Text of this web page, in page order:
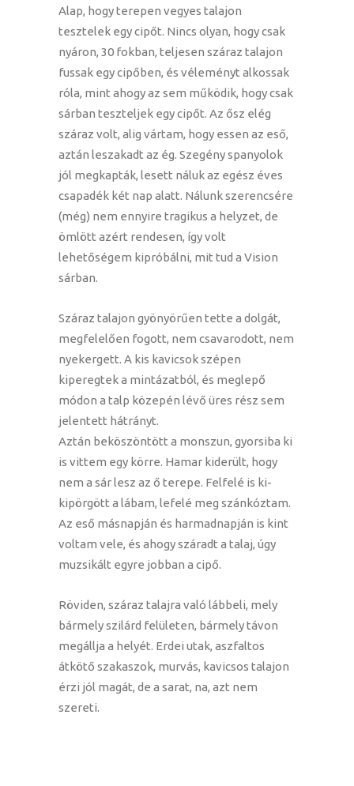
Alap, hogy terepen vegyes talajon
tesztelek egy cipőt. Nincs olyan, hogy csak
nyáron, 30 fokban, teljesen száraz talajon
fussak egy cipőben, és véleményt alkossak
róla, mint ahogy az sem működik, hogy csak
sárban teszteljek egy cipőt. Az ősz elég
száraz volt, alig vártam, hogy essen az eső,
aztán leszakadt az ég. Szegény spanyolok
jól megkapták, lesett náluk az egész éves
csapadék két nap alatt. Nálunk szerencsére
(még) nem ennyire tragikus a helyzet, de
ömlött azért rendesen, így volt
lehetőségem kipróbálni, mit tud a Vision
sárban.
Száraz talajon gyönyörűen tette a dolgát,
megfelelően fogott, nem csavarodott, nem
nyekergett. A kis kavicsok szépen
kiperegtek a mintázatból, és meglepő
módon a talp közepén lévő üres rész sem
jelentett hátrányt.
Aztán beköszöntött a monszun, gyorsiba ki
is vittem egy körre. Hamar kiderült, hogy
nem a sár lesz az ő terepe. Felfelé is ki-
kipörgött a lábam, lefelé meg szánkóztam.
Az eső másnapján és harmadnapján is kint
voltam vele, és ahogy száradt a talaj, úgy
muzsikált egyre jobban a cipő.
Röviden, száraz talajra való lábbeli, mely
bármely szilárd felületen, bármely távon
megállja a helyét. Erdei utak, aszfaltos
átkötő szakaszok, murvás, kavicsos talajon
érzi jól magát, de a sarat, na, azt nem
szereti.